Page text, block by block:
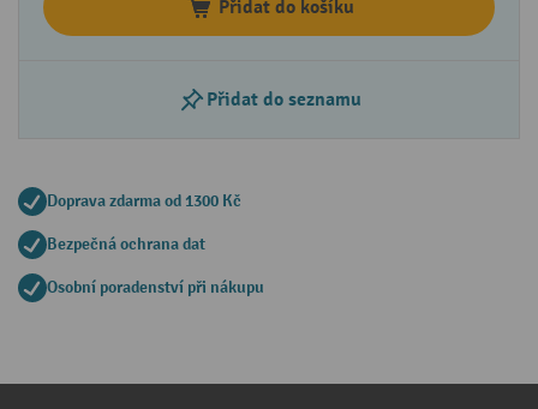
Přidat do košíku
Přidat do seznamu
Doprava zdarma od 1300 Kč
Bezpečná ochrana dat
Osobní poradenství při nákupu